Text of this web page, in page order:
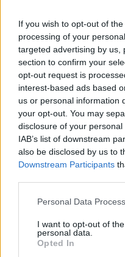
If you wish to opt-out of
processing of your
targeted advertising by us,
section to confirm your
opt-out request is
interest-based ads based
us or personal information
your opt-out. You may
disclosure of your
IAB’s list of downstream
also be disclosed by us to
Downstream Participants
Please note that this
not limited to your visit or
grant or deny consent to
use your data for below
Personal Data
I want to opt-out of
personal data.
Opted In
food για κρέας, κρασί και
Ένα… φαστφουντάδικο
Λίγο πριν τα
εργάζονται σε
ανακάλυψαν ένα
κάνοντας έτσι την
χρονιάς. Το μενού
γαστρονομικές